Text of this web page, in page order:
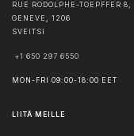
RUE RODOLPHE-TOEPFFER 8,
GENEVE , 1206
SVEITSI
+1 650 297 6550
MON-FRI 09:00-18:00 EET
LIITÄ MEILLE